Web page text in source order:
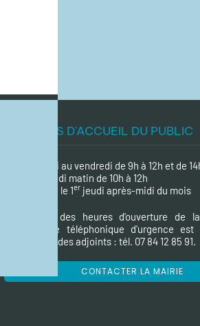
HORAIRES D'ACCUEIL DU PUBLIC
du lundi au vendredi de 9h à 12h et de
le samedi matin de 10h à 12h
Fermée le 1er jeudi après-midi du mois
En dehors des heures d’ouverture de
permanence téléphonique d'urgence
maire ou un des adjoints : tél. 07 84 12 85 91.
CONTACTER LA MAIRIE